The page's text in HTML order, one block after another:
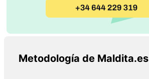
Metodología de Maldita.es